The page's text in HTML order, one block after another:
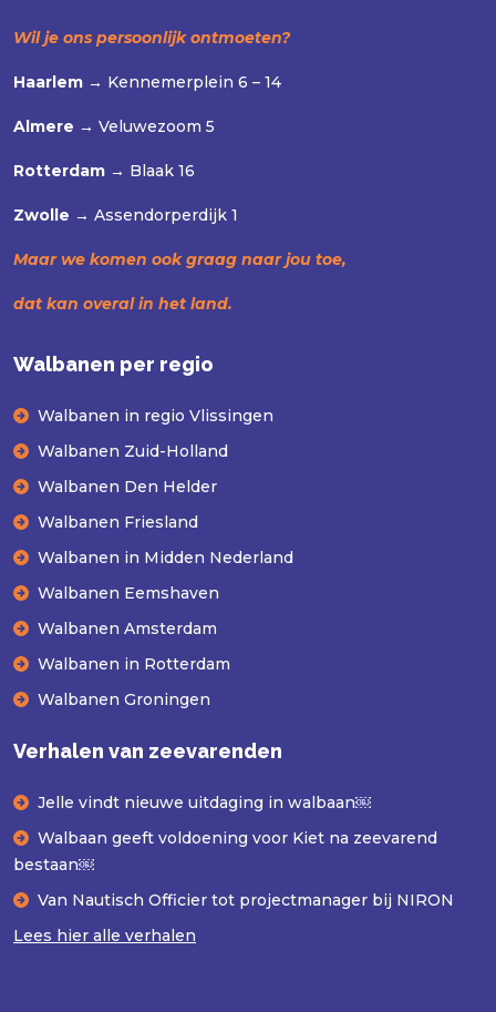
Wil je ons persoonlijk ontmoeten?
Haarlem → Kennemerplein 6 – 14
Almere → Veluwezoom 5
Rotterdam → Blaak 16
Zwolle → Assendorperdijk 1
Maar we komen ook graag naar jou toe,
dat kan overal in het land.
Walbanen per regio
Walbanen in regio Vlissingen
Walbanen Zuid-Holland
Walbanen Den Helder
Walbanen Friesland
Walbanen in Midden Nederland
Walbanen Eemshaven
Walbanen Amsterdam
Walbanen in Rotterdam
Walbanen Groningen
Verhalen van zeevarenden
Jelle vindt nieuwe uitdaging in walbaan￼
Walbaan geeft voldoening voor Kiet na zeevarend
bestaan￼
Van Nautisch Officier tot projectmanager bij NIRON
Lees hier alle verhalen